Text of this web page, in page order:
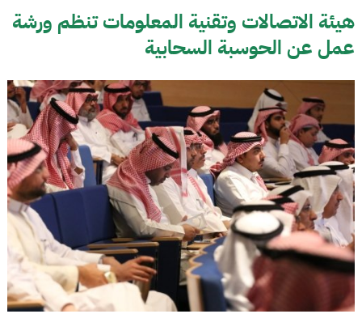
هيئة الاتصالات وتقنية المعلومات تنظم ورشة
عمل عن الحوسبة السحابية